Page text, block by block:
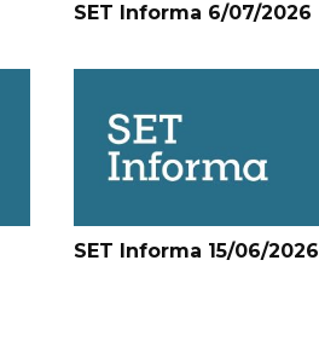
SET Informa 6/07/2026
SET Informa 15/06/2026